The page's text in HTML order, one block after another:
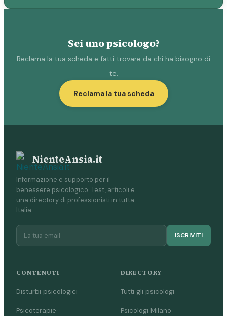
Sei uno psicologo?
Reclama la tua scheda e fatti trovare da chi ha bisogno di
te.
Reclama la tua scheda
NienteAnsia.it
Informazione e supporto per il
benessere psicologico. Test, articoli e
una directory di professionisti in tutta
Italia.
ISCRIVITI
CONTENUTI
Disturbi psicologici
Psicoterapie
DIRECTORY
Tutti gli psicologi
Psicologi Milano